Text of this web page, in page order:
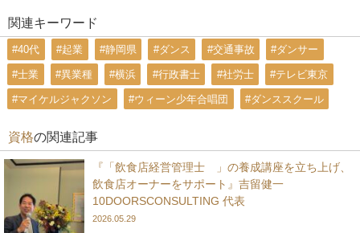
関連キーワード
#40代 #起業 #静岡県 #ダンス #交通事故 #ダンサー
#士業 #異業種 #横浜 #行政書士 #社労士 #テレビ東京
#マイケルジャクソン #ウィーン少年合唱団 #ダンススクール
資格の関連記事
『「飲食店経営管理士®」の養成講座を立ち上げ、
飲食店オーナーをサポート』吉留健一
10DOORSCONSULTING 代表
2026.05.29